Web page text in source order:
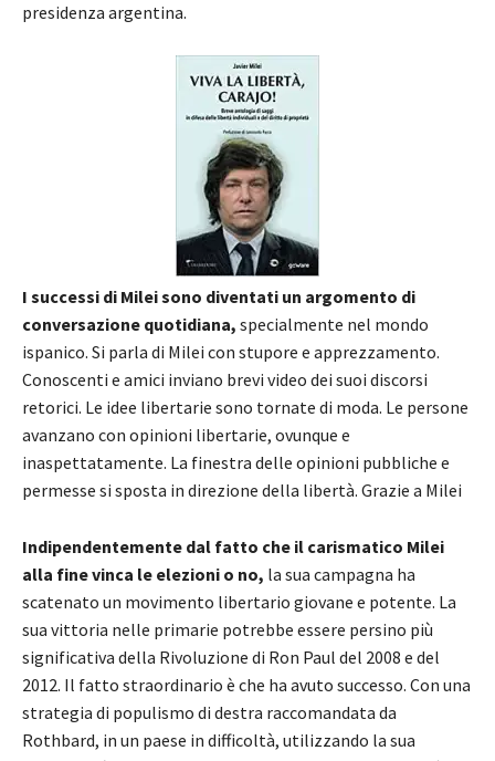
presidenza argentina.
I successi di Milei sono diventati un argomento di
conversazione quotidiana, specialmente nel mondo
ispanico. Si parla di Milei con stupore e apprezzamento.
Conoscenti e amici inviano brevi video dei suoi discorsi
retorici. Le idee libertarie sono tornate di moda. Le persone
avanzano con opinioni libertarie, ovunque e
inaspettatamente. La finestra delle opinioni pubbliche e
permesse si sposta in direzione della libertà. Grazie a Milei
Indipendentemente dal fatto che il carismatico Milei
alla fine vinca le elezioni o no, la sua campagna ha
scatenato un movimento libertario giovane e potente. La
sua vittoria nelle primarie potrebbe essere persino più
significativa della Rivoluzione di Ron Paul del 2008 e del
2012. Il fatto straordinario è che ha avuto successo. Con una
strategia di populismo di destra raccomandata da
Rothbard, in un paese in difficoltà, utilizzando la sua